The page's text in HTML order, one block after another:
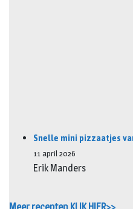
Snelle mini pizzaatjes
11 april 2026
Erik Manders